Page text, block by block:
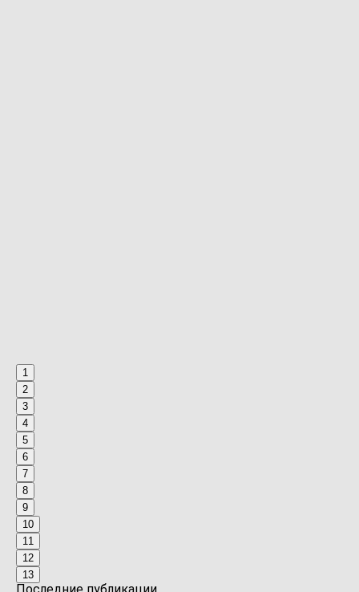
1
2
3
4
5
6
7
8
9
10
11
12
13